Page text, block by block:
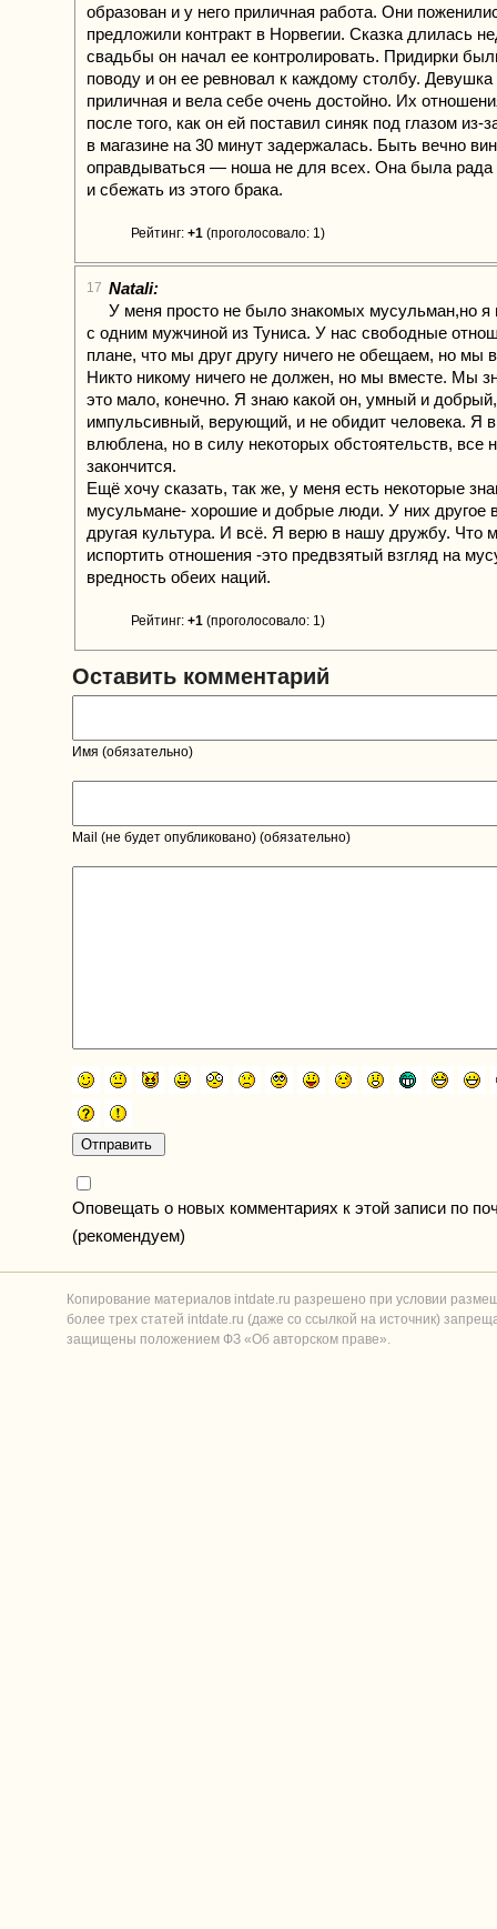
образован и у него приличная работа. Они
предложили контракт в Норвегии. Сказка длилась
свадьбы он начал ее контролировать. Придирки
поводу и он ее ревновал к каждому столбу.
приличная и вела себе очень достойно. Их
после того, как он ей поставил синяк под глазом из-
в магазине на 30 минут задержалась. Быть вечно
оправдываться — ноша не для всех. Она была рада
и сбежать из этого брака.
Рейтинг: +1 (проголосовало: 1)
17 Natali:
У меня просто не было знакомых мусульман,но я
с одним мужчиной из Туниса. У нас свободные
плане, что мы друг другу ничего не обещаем, но мы
Никто никому ничего не должен, но мы вместе. Мы
это мало, конечно. Я знаю какой он, умный и
импульсивный, верующий, и не обидит человека. Я в
влюблена, но в силу некоторых обстоятельств, все
закончится.
Ещё хочу сказать, так же, у меня есть некоторые
мусульмане- хорошие и добрые люди. У них другое
другая культура. И всё. Я верю в нашу дружбу. Что
испортить отношения -это предвзятый взгляд на
вредность обеих наций.
Рейтинг: +1 (проголосовало: 1)
Оставить комментарий
Имя (обязательно)
Mail (не будет опубликовано) (обязательно)
Оповещать о новых комментариях к этой записи по
(рекомендуем)
Копирование материалов intdate.ru разрешено при условии
более трех статей intdate.ru (даже со ссылкой на источник)
защищены положением ФЗ «Об авторском праве».